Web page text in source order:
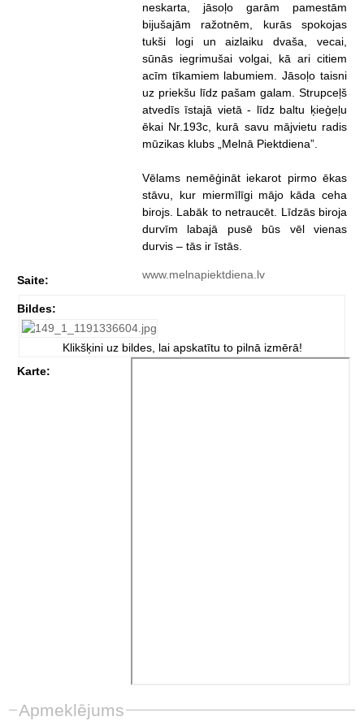
neskarta, jāsoļo garām pamestām
bijušajām ražotnēm, kurās spokojas
tukši logi un aizlaiku dvaša, vecai,
sūnās iegrimušai volgai, kā ari citiem
acīm tīkamiem labumiem. Jāsoļo taisni
uz priekšu līdz pašam galam. Strupceļš
atvedīs īstajā vietā - līdz baltu ķieģeļu
ēkai Nr.193c, kurā savu mājvietu radis
mūzikas klubs „Melnā Piektdiena”.
Vēlams nemēģināt iekarot pirmo ēkas
stāvu, kur miermīlīgi mājo kāda ceha
birojs. Labāk to netraucēt. Līdzās biroja
durvīm labajā pusē būs vēl vienas
durvis – tās ir īstās.
Saite: www.melnapiektdiena.lv
Bildes:
Klikšķini uz bildes, lai apskatītu to pilnā izmērā!
Karte:
Apmeklējums